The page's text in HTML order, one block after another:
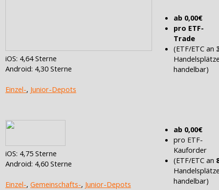
iOS: 4,64 Sterne
Android: 4,30 Sterne
Einzel-, Junior-Depots
ab 0,00€
pro ETF-
Trade
(ETF/ETC an
handelbar)
iOS: 4,75 Sterne
Android: 4,60 Sterne
Einzel-, Gemeinschafts-, Junior-Depots
ab 0,00€
pro ETF-
Kauforder
(ETF/ETC an
handelbar)